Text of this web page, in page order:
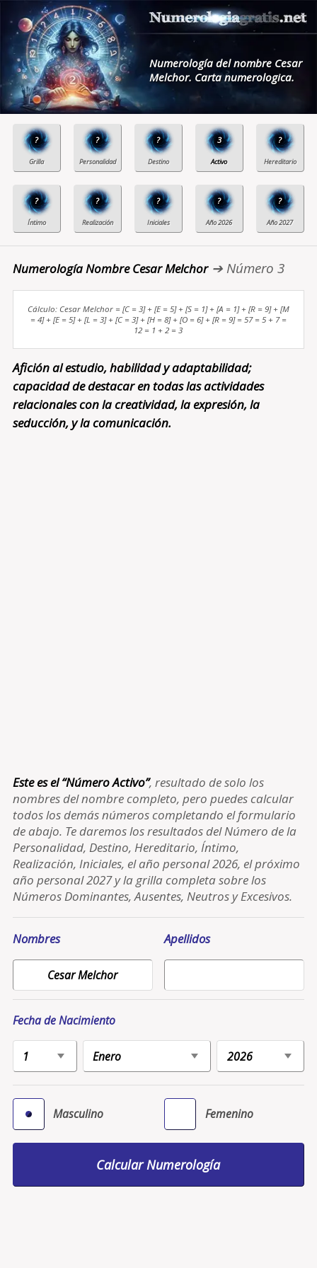
Numerología del nombre Cesar
Melchor. Carta numerologica.
? ? ? 3 ?
? ? ? ? ?
Numerología Nombre Cesar Melchor➔ Número 3
Cálculo: Cesar Melchor = [C = 3] + [E = 5] + [S = 1] + [A = 1] + [R = 9] + [M
= 4] + [E = 5] + [L = 3] + [C = 3] + [H = 8] + [O = 6] + [R = 9] = 57 = 5 + 7 =
12 = 1 + 2 = 3
Afición al estudio, habilidad y adaptabilidad;
capacidad de destacar en todas las actividades
relacionales con la creatividad, la expresión, la
seducción, y la comunicación.
Este es el “Número Activo”, resultado de solo los
nombres del nombre completo, pero puedes calcular
todos los demás números completando el formulario
de abajo. Te daremos los resultados del Número de la
Personalidad, Destino, Hereditario, Íntimo,
Realización, Iniciales, el año personal 2026, el próximo
año personal 2027 y la grilla completa sobre los
Números Dominantes, Ausentes, Neutros y Excesivos.
Nombres Apellidos
Fecha de Nacimiento
Masculino Femenino